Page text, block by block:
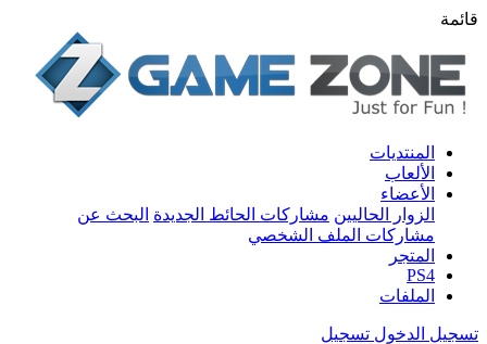
قائمة
المنتديات
الألعاب
الأعضاء
الزوار الحاليين مشاركات الحائط الجديدة البحث عن
مشاركات الملف الشخصي
المتجر
PS4
الملفات
تسجيل الدخول تسجيل